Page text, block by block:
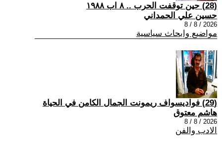
(28) حين توقفت الحرب .. ٨ اب ١٩٨٨
حسين علي الحمداني
2026 / 8 / 8
مواضيع وابحاث سياسية
(29) فواديسواف ريمونت الجمال الكامن في الحياة
هاشم معتوق
2026 / 8 / 8
الادب والفن